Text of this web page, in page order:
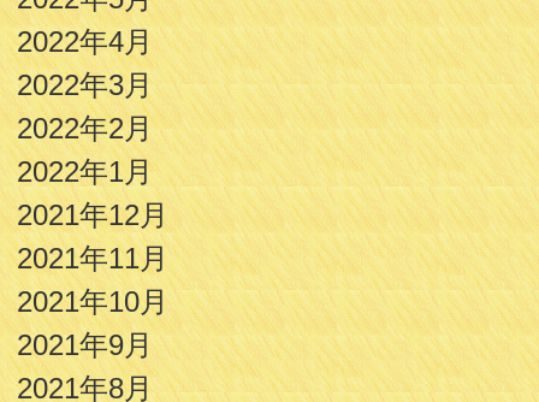
2022年4月
2022年3月
2022年2月
2022年1月
2021年12月
2021年11月
2021年10月
2021年9月
2021年8月